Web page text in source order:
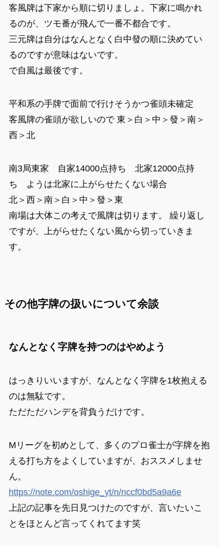
客風牌は下家から順に切りましょ。下家に鳴かれ
るのが、ツモ番が飛んで一番不都合です。
三元牌は自分はなんとなく白中發の順に決めてい
るのですが意味はないです。
で自風は最後です。
平和系の手牌で面前で行けそうかつ雀頭未確定
客風牌の雀頭が欲しいので 東＞白＞中＞發＞南＞
西＞北
南3局東家 自家14000点持ち 北家12000点持
ち ようは北家に上がらせたくない場合
北＞西＞南＞白＞中＞發＞東
南場は大体この考えで風牌は切ります。 繰り返し
ですが、上がらせたくない風から切っていきま
す。
その他字牌の扱いについて余談
なんとなく字牌を持つのはやめよう
はっきりいいますが、なんとなく字牌を1枚抱える
のは無駄です。
ただただハンデを背負うだけです。
Mリーグを初めとして、多くのプロ雀士が字牌を抱
える打ち方をよくしていますが、おススメしませ
ん。
https://note.com/oshige_yt/n/nccf0bd5a9a6e
上記の記事を先日見つけたのですが、言いたいこ
とをほとんど言ってくれてます笑